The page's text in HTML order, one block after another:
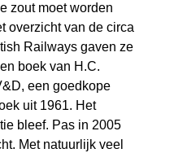
zout moet worden
overzicht van de circa
Railways gaven ze
boek van H.C.
een goedkope
uit 1961. Het
bleef. Pas in 2005
Met natuurlijk veel